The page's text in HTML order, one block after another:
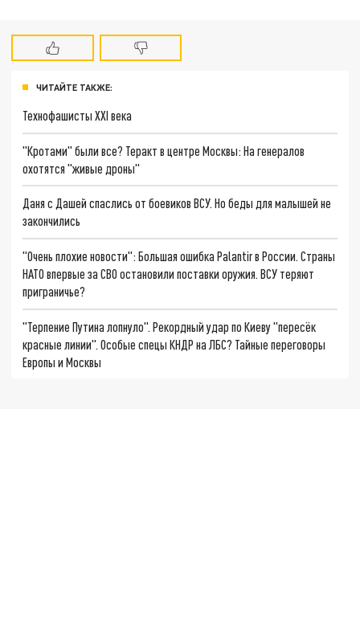
ЧИТАЙТЕ ТАКЖЕ:
Технофашисты XXI века
"Кротами" были все? Теракт в центре Москвы: На генералов
охотятся "живые дроны"
Даня с Дашей спаслись от боевиков ВСУ. Но беды для малышей не
закончились
"Очень плохие новости": Большая ошибка Palantir в России. Страны
НАТО впервые за СВО остановили поставки оружия. ВСУ теряют
приграничье?
"Терпение Путина лопнуло". Рекордный удар по Киеву "пересёк
красные линии". Особые спецы КНДР на ЛБС? Тайные переговоры
Европы и Москвы